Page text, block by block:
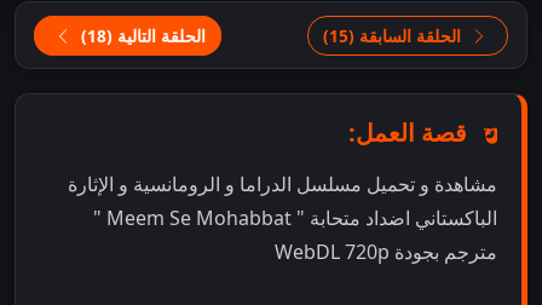
الحلقة السابقة (15) الحلقة التالية (18)
قصة العمل:
مشاهدة و تحميل مسلسل الدراما و الرومانسية و الإثارة
الباكستاني اضداد متحابة " Meem Se Mohabbat "
مترجم بجودة WebDL 720p